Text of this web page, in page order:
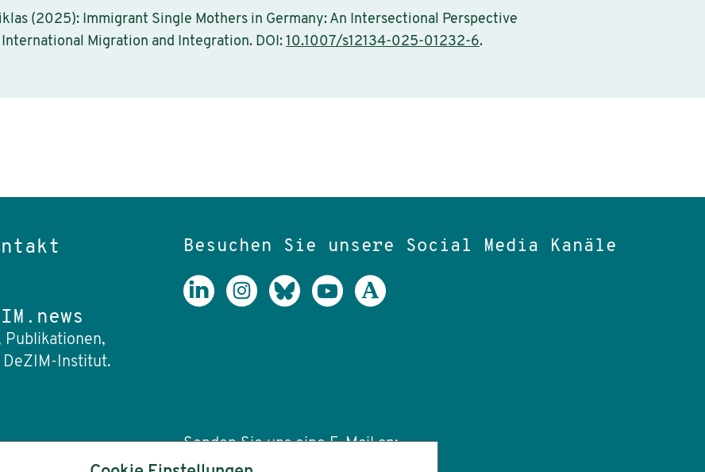
(2025): Immigrant Single Mothers in Germany: An Intersectional Perspective
Migration and Integration. DOI: 10.1007/s12134-025-01232-6.
Publikationen,
DeZIM-Institut.
Besuchen Sie unsere Social Media Kanäle
Senden Sie uns eine E-Mail an: